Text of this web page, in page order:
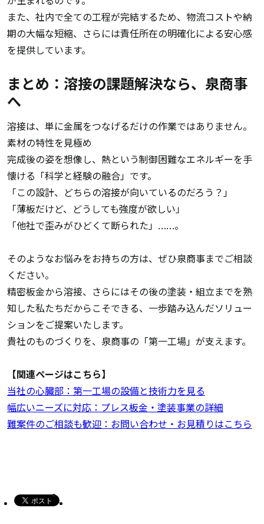
また、社内で全ての工程が完結するため、物流コストや納
期の大幅な短縮、さらには責任所在の明確化による安心感
を提供しています。
まとめ：溶接の課題解決なら、泉商事
へ
溶接は、単に金属をつなげるだけの作業ではありません。
素材の特性を見極め
完成後の姿を想像し、熱という制御困難なエネルギーを手
懐ける「科学と経験の融合」です。
「この設計、どちらの溶接が向いているのだろう？」
「薄板だけど、どうしても強度が欲しい」
「他社で歪みがひどくて断られた」……。
そのようなお悩みをお持ちの方は、ぜひ泉商事までご相談
ください。
精密板金から溶接、さらにはその後の塗装・組立までを熟
知した私たちだからこそできる、一歩踏み込んだソリュー
ションをご提案いたします。
貴社のものづくりを、泉商事の「第一工場」が支えます。
【関連ページはこちら】
当社の心臓部：第一工場の設備と技術力を見る
幅広いニーズに対応：プレス板金・塗装事業の詳細
難案件のご相談も歓迎：お問い合わせ・お見積りはこちら